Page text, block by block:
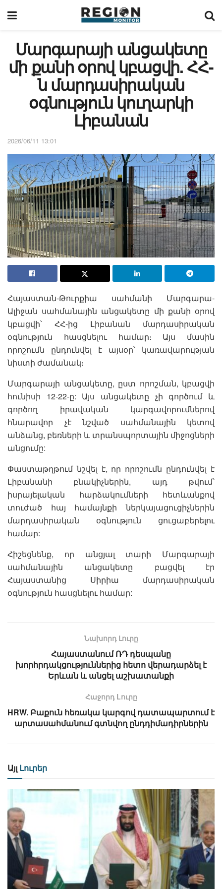
Մարգարայի անցակետը
մի քանի օրով կբացվի. ՀՀ-
ն մարդասիրական
օգնություն կուղարկի
Լիբանան
2026/06/11 13:01
Հայաստան-Թուրքիա սահմանի Մարգարա-
Ալիջան սահմանային անցակետը մի քանի օրով
կբացվի՝ ՀՀ-ից Լիբանան մարդասիրական
օգնություն հասցնելու համար։ Այս մասին
որոշումն ընդունվել է այսօր՝ կառավարության
նիստի ժամանակ։
Մարգարայի անցակետը, ըստ որոշման, կբացվի
հունիսի 12-22-ը: Այս անցակետը չի գործում և
գործող իրավական կարգավորումներով
հնարավոր չէ նշված սահմանային կետով
անձանց, բեռների և տրանսպորտային միջոցների
անցումը:
Փաստաթղթում նշվել է, որ որոշումն ընդունվել է
Լիբանանի բնակիչներին, այդ թվում՝
իսրայելական հարձակումների հետևանքով
տուժած հայ համայնքի ներկայացուցիչներին
մարդասիրական օգնություն ցուցաբերելու
համար:
Հիշեցնենք, որ անցյալ տարի Մարգարայի
սահմանային անցակետը բացվել էր
Հայաստանից Սիրիա մարդասիրական
օգնություն հասցնելու համար:
Նախորդ Լուրը
Հայաստանում ՌԴ դեսպանը
խորհրդակցություններից հետո վերադարձել է
Երևան և անցել աշխատանքի
Հաջորդ Lուրը
HRW. Բաքուն հեռակա կարգով դատապարտում է
արտասահմանում գտնվող ընդդիմադիրներին
Այլ Լուրեր